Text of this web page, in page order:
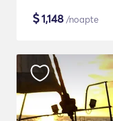
$1,148 /noapte